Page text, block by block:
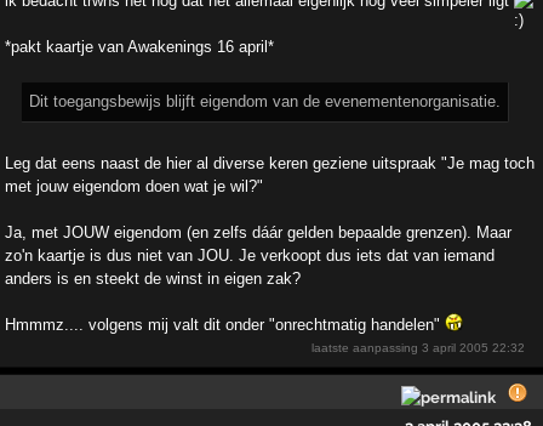
*pakt kaartje van Awakenings 16 april*
Dit toegangsbewijs blijft eigendom van de evenementenorganisatie.
Leg dat eens naast de hier al diverse keren geziene uitspraak "Je mag toch
met jouw eigendom doen wat je wil?"
Ja, met JOUW eigendom (en zelfs dáár gelden bepaalde grenzen). Maar
zo'n kaartje is dus niet van JOU. Je verkoopt dus iets dat van iemand
anders is en steekt de winst in eigen zak?
Hmmmz.... volgens mij valt dit onder "onrechtmatig handelen"
laatste aanpassing3 april 2005 22:32